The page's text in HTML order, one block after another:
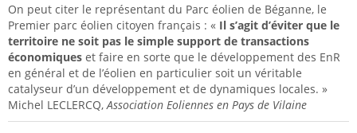
On peut citer le représentant du Parc éolien de Béganne, le
Premier parc éolien citoyen français : « Il s’agit d’éviter que le
territoire ne soit pas le simple support de transactions
économiques et faire en sorte que le développement des EnR
en général et de l’éolien en particulier soit un véritable
catalyseur d’un développement et de dynamiques locales. »
Michel LECLERCQ, Association Eoliennes en Pays de Vilaine